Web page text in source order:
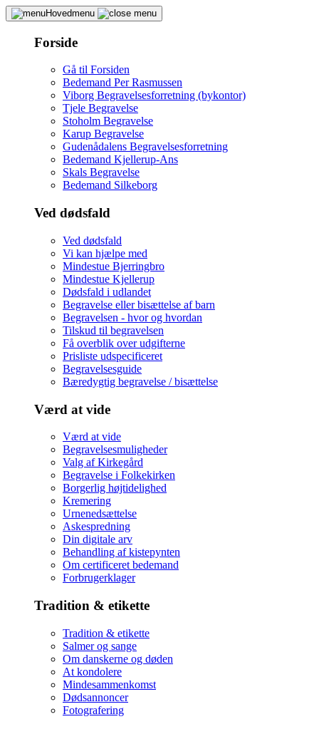
Hovedmenu
Forside
Gå til Forsiden
Bedemand Per Rasmussen
Viborg Begravelsesforretning (bykontor)
Tjele Begravelse
Stoholm Begravelse
Karup Begravelse
Gudenådalens Begravelsesforretning
Bedemand Kjellerup-Ans
Skals Begravelse
Bedemand Silkeborg
Ved dødsfald
Ved dødsfald
Vi kan hjælpe med
Mindestue Bjerringbro
Mindestue Kjellerup
Dødsfald i udlandet
Begravelse eller bisættelse af barn
Begravelsen - hvor og hvordan
Tilskud til begravelsen
Få overblik over udgifterne
Prisliste udspecificeret
Begravelsesguide
Bæredygtig begravelse / bisættelse
Værd at vide
Værd at vide
Begravelsesmuligheder
Valg af Kirkegård
Begravelse i Folkekirken
Borgerlig højtidelighed
Kremering
Urnenedsættelse
Askespredning
Din digitale arv
Behandling af kistepynten
Om certificeret bedemand
Forbrugerklager
Tradition & etikette
Tradition & etikette
Salmer og sange
Om danskerne og døden
At kondolere
Mindesammenkomst
Dødsannoncer
Fotografering